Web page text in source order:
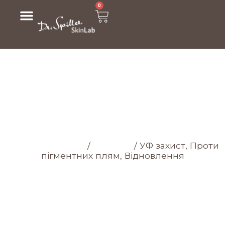
0
/ /УФ захист, Проти
пігментних плям, Відновлення